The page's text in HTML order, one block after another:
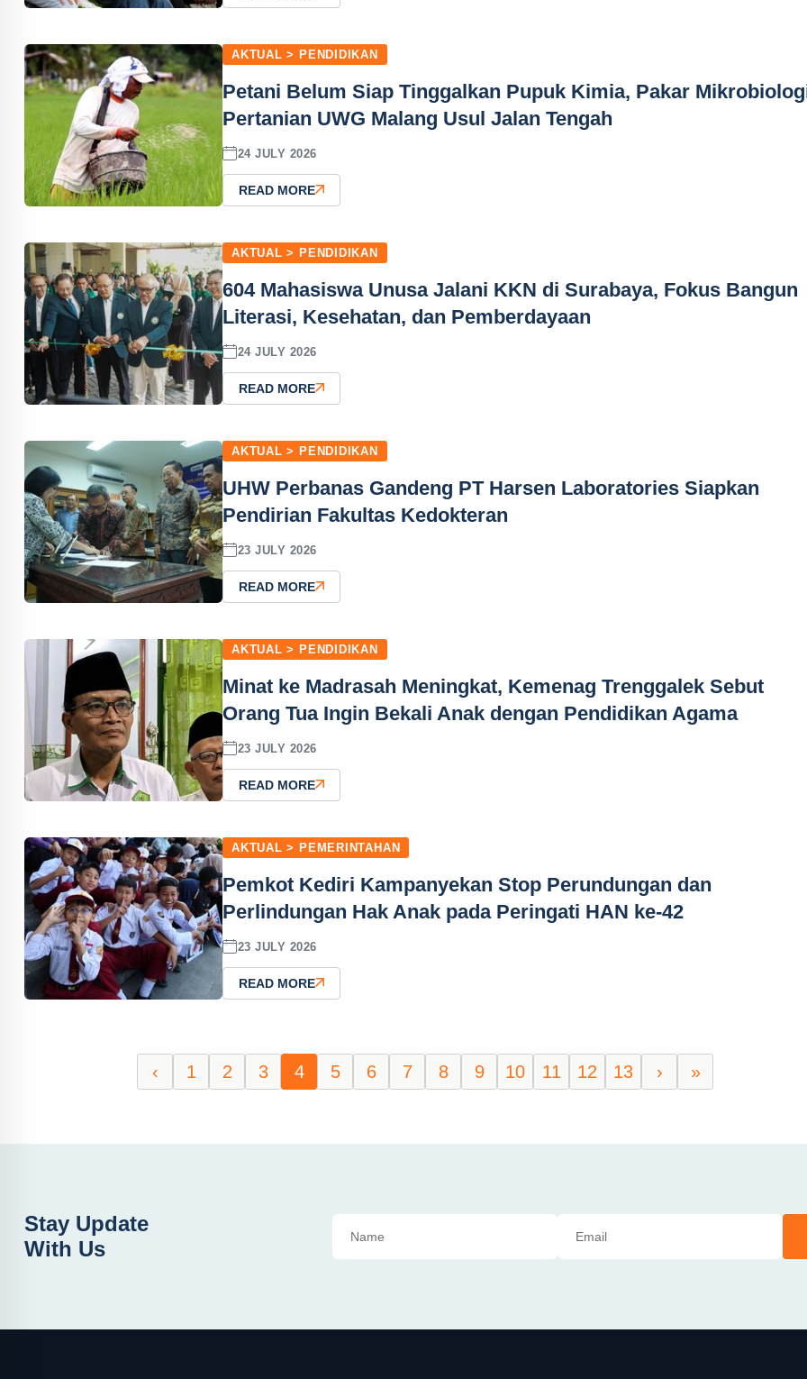
AKTUAL > PENDIDIKAN
Petani Belum Siap Tinggalkan Pupuk Kimia, Pakar
Pertanian UWG Malang Usul Jalan Tengah
24 JULY 2026
READ MORE
AKTUAL > PENDIDIKAN
604 Mahasiswa Unusa Jalani KKN di Surabaya, Fokus Bangun
Literasi, Kesehatan, dan Pemberdayaan
24 JULY 2026
READ MORE
AKTUAL > PENDIDIKAN
UHW Perbanas Gandeng PT Harsen Laboratories Siapkan
Pendirian Fakultas Kedokteran
23 JULY 2026
READ MORE
AKTUAL > PENDIDIKAN
Minat ke Madrasah Meningkat, Kemenag Trenggalek Sebut
Orang Tua Ingin Bekali Anak dengan Pendidikan Agama
23 JULY 2026
READ MORE
AKTUAL > PEMERINTAHAN
Pemkot Kediri Kampanyekan Stop Perundungan dan
Perlindungan Hak Anak pada Peringati HAN ke-42
23 JULY 2026
READ MORE
‹ 1 2 3 4 5 6 7 8 9 10 11 12 13 › »
Stay Update
With Us